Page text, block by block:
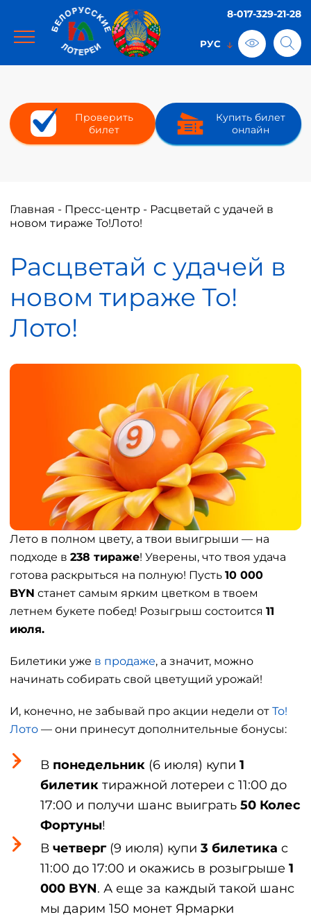
8-017-329-21-28
Проверить
билет
Купить билет
онлайн
Главная - Пресс-центр - Расцветай с удачей в
новом тираже То!Лото!
Расцветай с удачей в
новом тираже То!
Лото!
Лето в полном цвету, а твои выигрыши — на
подходе в 238 тираже! Уверены, что твоя удача
готова раскрыться на полную! Пусть 10 000
BYN станет самым ярким цветком в твоем
летнем букете побед! Розыгрыш состоится 11
июля.
Билетики уже в продаже, а значит, можно
начинать собирать свой цветущий урожай!
И, конечно, не забывай про акции недели от То!
Лото — они принесут дополнительные бонусы:
В понедельник (6 июля) купи 1
билетик тиражной лотереи c 11:00 до
17:00 и получи шанс выиграть 50 Колес
Фортуны!
В четверг(9 июля) купи 3 билетика c
11:00 до 17:00 и окажись в розыгрыше 1
000 BYN. А еще за каждый такой шанс
мы дарим 150 монет Ярмарки